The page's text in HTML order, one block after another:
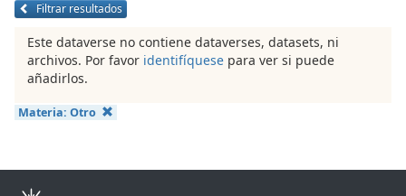
Filtrar resultados
Este dataverse no contiene dataverses, datasets, ni
archivos. Por favor identifíquese para ver si puede
añadirlos.
Materia: Otro